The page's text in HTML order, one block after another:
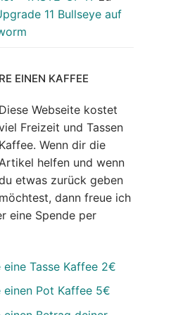
11 Bullseye auf
EINEN KAFFEE
Diese Webseite kostet
Freizeit und Tassen
Kaffee. Wenn dir die
helfen und wenn
etwas zurück geben
möchtest, dann freue ich
eine Spende per
eine Tasse Kaffee 2€
einen Pot Kaffee 5€